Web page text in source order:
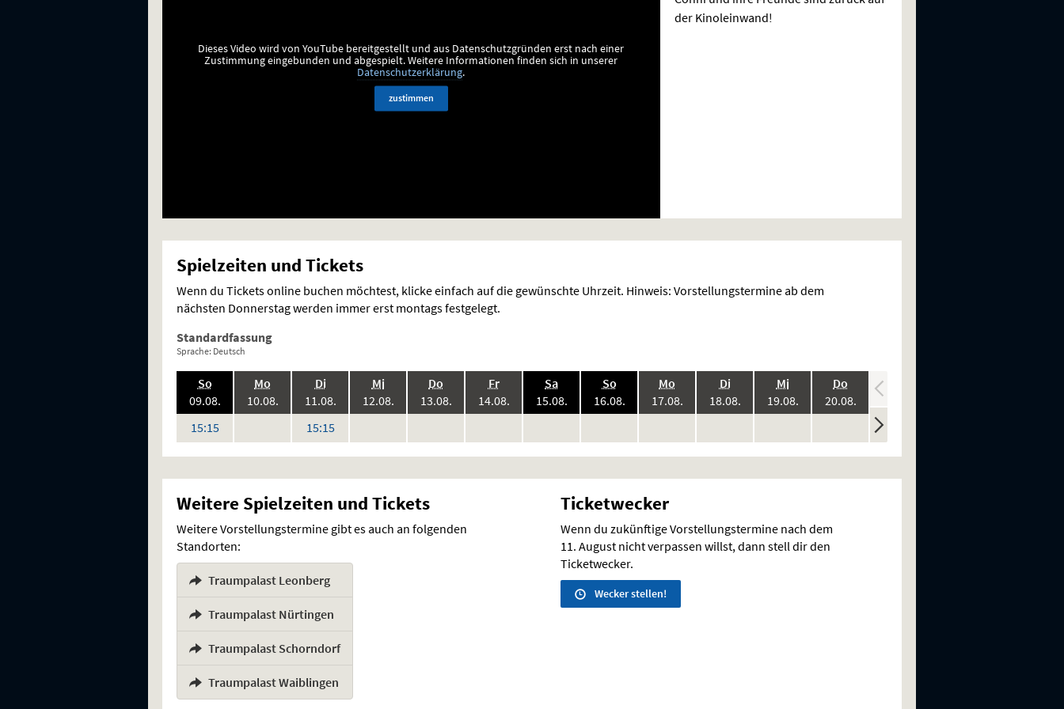
Dieses Video wird von YouTube bereitgestellt und aus Datenschutzgründen erst nach einer
Zustimmung eingebunden und abgespielt.Weitere Informationen finden sich in unserer
Datenschutzerklärung.
zustimmen
der Kinoleinwand!
Spielzeiten und Tickets
Wenn du Tickets online buchen möchtest, klicke einfach auf die gewünschte Uhrzeit. Hinweis: Vorstellungstermine ab dem
nächsten Donnerstag werden immer erst montags festgelegt.
Standardfassung
Sprache: Deutsch
So.,
09.08. 2026:
15:15Uhr
Mo
10.08. 2026:
Vorstellungen
Di.,
11.08. 2026:
15:15Uhr
Mi.,
12.08. 2026:
Vorstellungen
Do
13.08. 2026:
Vorstellungen
Fr.,
14.08. 2026:
Vorstellungen
Sa.,
15.08. 2026:
Vorstellungen
So.,
16.08. 2026:
Vorstellungen
Mo
17.08. 2026:
Vorstellungen
Di.,
18.08. 2026:
Vorstellungen
Mi.,
19.08. 2026:
Vorstellungen
Do
20.08. 2026:
Vorstellungen
21.08.
keine
Vorstellungen
Weitere Spielzeiten und Tickets
Weitere Vorstellungstermine gibt es auch an folgenden
Standorten:
Traumpalast Leonberg
Traumpalast Nürtingen
Traumpalast Schorndorf
Traumpalast Waiblingen
Ticketwecker
Wenn du zukünftige Vorstellungstermine nach dem
11. August nicht verpassen willst, dann stell dir den
Ticketwecker.
Wecker stellen!